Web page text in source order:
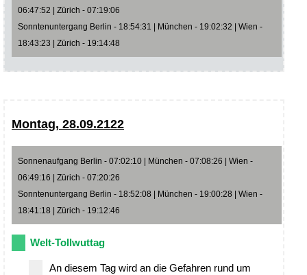
06:47:52 | Zürich - 07:19:06
Sonntenuntergang Berlin - 18:54:31 | München - 19:02:32 | Wien -
18:43:23 | Zürich - 19:14:48
Montag, 28.09.2122
Sonnenaufgang Berlin - 07:02:10 | München - 07:08:26 | Wien -
06:49:16 | Zürich - 07:20:26
Sonntenuntergang Berlin - 18:52:08 | München - 19:00:28 | Wien -
18:41:18 | Zürich - 19:12:46
Welt-Tollwuttag
An diesem Tag wird an die Gefahren rund um